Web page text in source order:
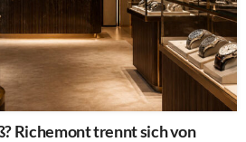
Richemont trennt sich von